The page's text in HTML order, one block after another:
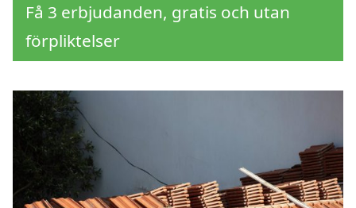
Få 3 erbjudanden, gratis och utan
förpliktelser